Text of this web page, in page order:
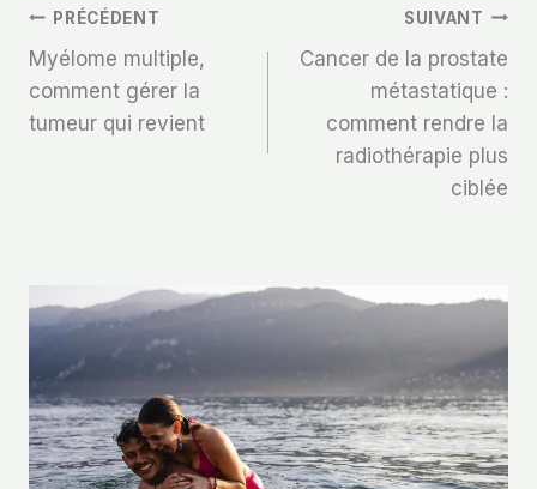
Navigation
De
L’article
PRÉCÉDENT
Myélome multiple,
comment gérer la
tumeur qui revient
SUIVANT
Cancer de la prostate
métastatique :
comment rendre la
radiothérapie plus
ciblée